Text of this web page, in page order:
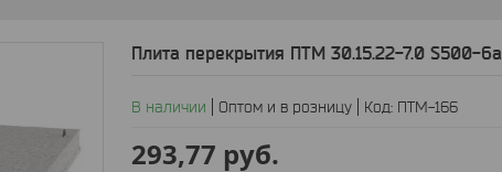
Плита перекрытия ПТМ 30.15.22-7.0 S500-6а
В наличии Оптом и в розницу Код: ПТМ-166
293,77 руб.